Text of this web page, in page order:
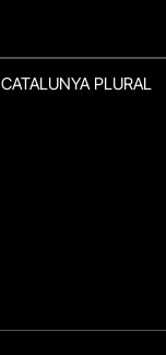
CATALUNYA PLURAL